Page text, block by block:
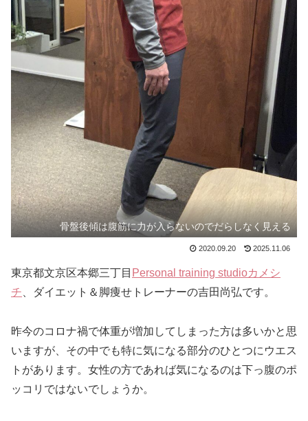
骨盤後傾は腹筋に力が入らないのでだらしなく見える
2020.09.20 2025.11.06
東京都文京区本郷三丁目 Personal training studioカメシ
チ 、ダイエット＆脚痩せトレーナーの吉田尚弘です。
昨今のコロナ禍で体重が増加してしまった方は多いかと思
いますが、その中でも特に気になる部分のひとつにウエス
トがあります。女性の方であれば気になるのは下っ腹のポ
ッコリではないでしょうか。